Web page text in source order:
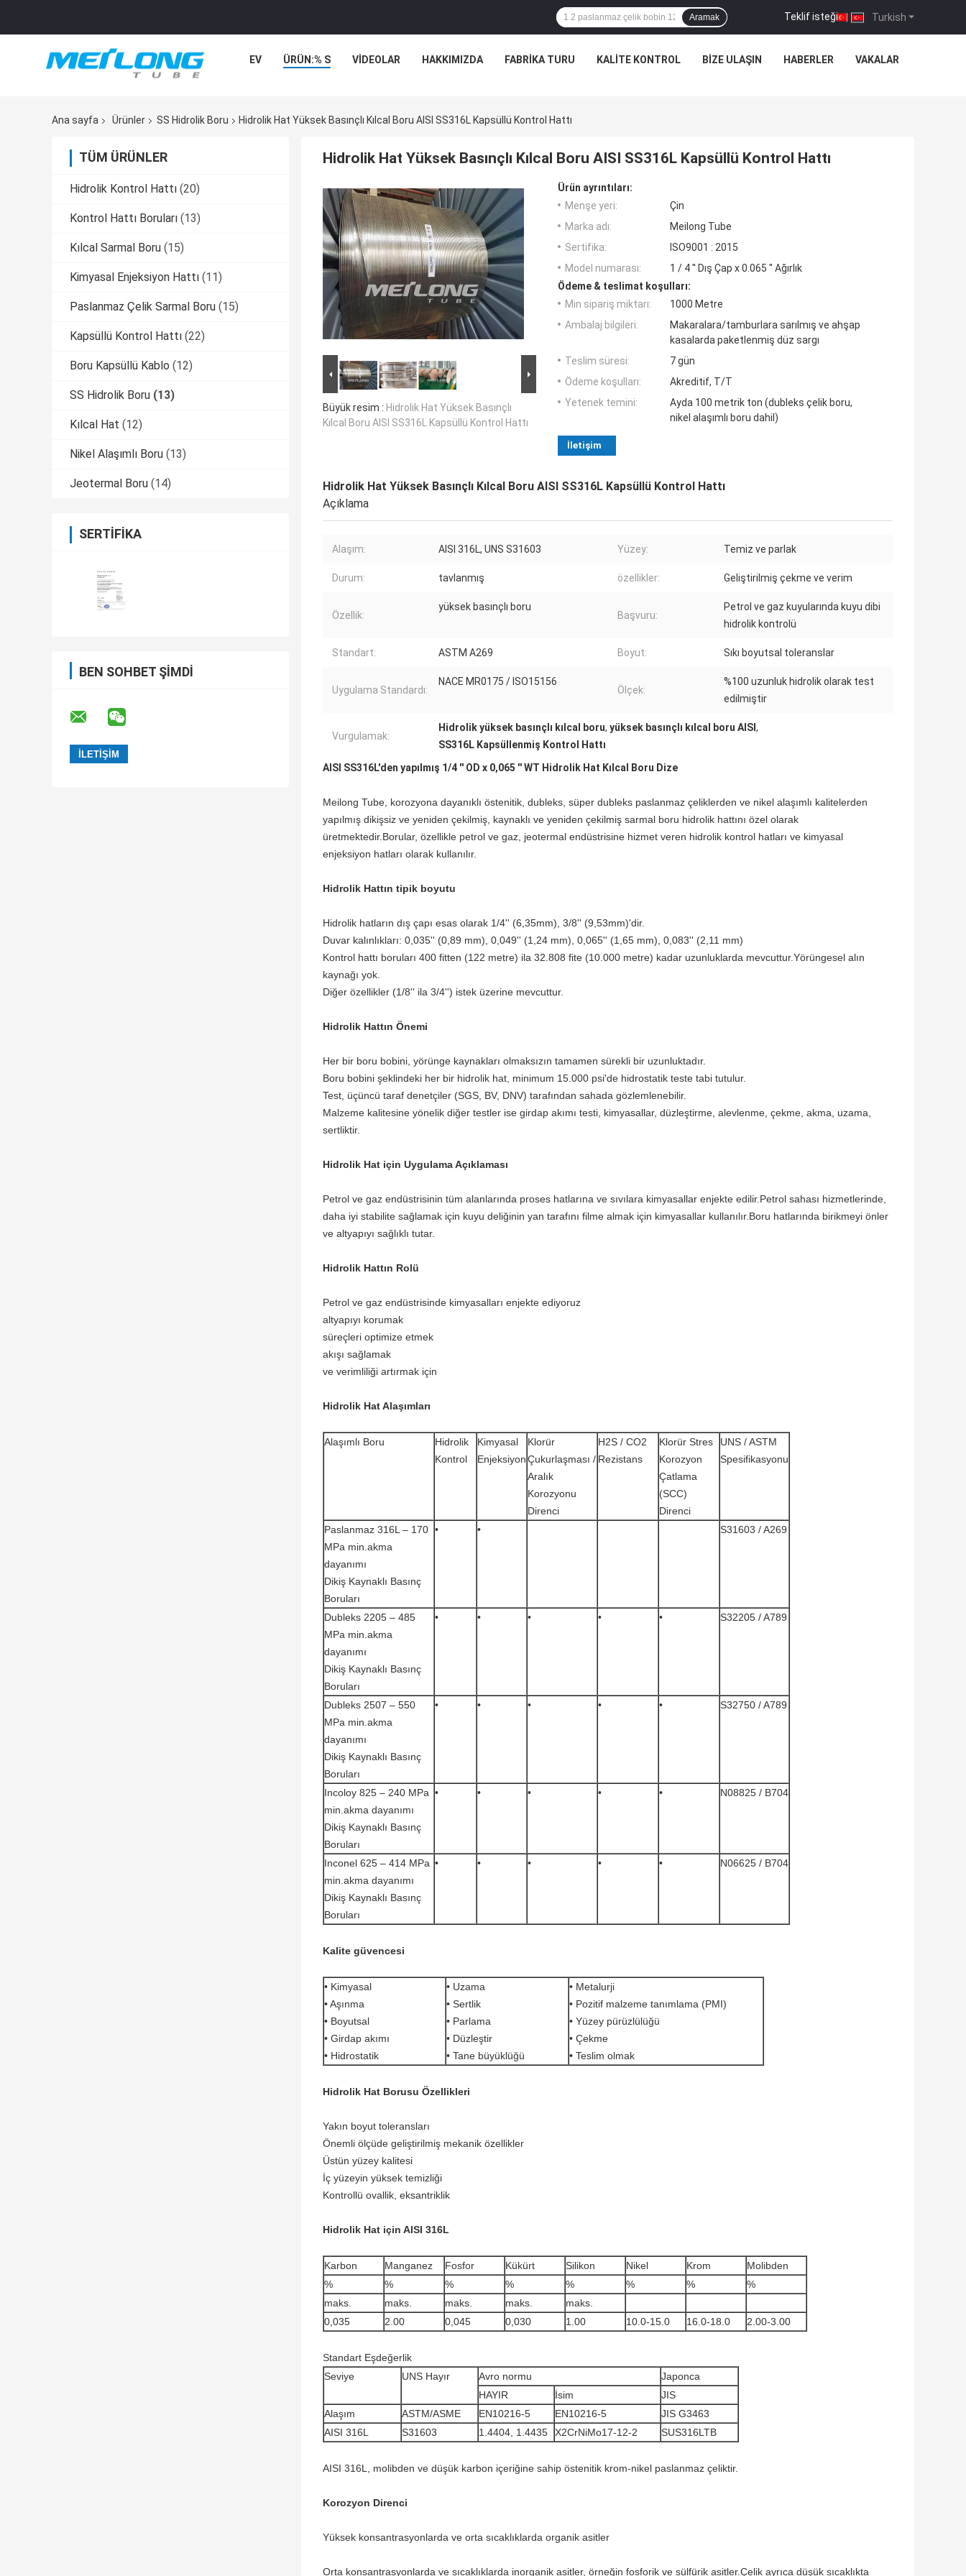
Turkish
Teklif isteği |
Aramak
EV ÜRÜN:% S VIDEOLAR HAKKIMIZDA FABRIKA TURU KALITE KONTROL BIZE ULAŞIN HABERLER VAKALAR
Ana sayfa Ürünler SS Hidrolik Boru Hidrolik Hat Yüksek Basınçlı Kılcal Boru AISI SS316L Kapsüllü Kontrol Hattı
TÜM ÜRÜNLER
Hidrolik Kontrol Hattı (20)
Kontrol Hattı Boruları (13)
Kılcal Sarmal Boru (15)
Kimyasal Enjeksiyon Hattı (11)
Paslanmaz Çelik Sarmal Boru (15)
Kapsüllü Kontrol Hattı (22)
Boru Kapsüllü Kablo (12)
SS Hidrolik Boru (13)
Kılcal Hat (12)
Nikel Alaşımlı Boru (13)
Jeotermal Boru (14)
SERTIFIKA
BEN SOHBET ŞIMDI
Hidrolik Hat Yüksek Basınçlı Kılcal Boru AISI SS316L Kapsüllü Kontrol Hattı
Büyük resim : Hidrolik Hat Yüksek Basınçlı
Kılcal Boru AISI SS316L Kapsüllü Kontrol Hattı
Ürün ayrıntıları:
Menşe yeri:
Çin
Marka adı:
Meilong Tube
Sertifika:
ISO9001 : 2015
Model numarası:
1 / 4 '' Dış Çap x 0.065 '' Ağırlık
Ödeme & teslimat koşulları:
Min sipariş miktarı:
1000 Metre
Ambalaj bilgileri:
Makaralara/tamburlara sarılmış ve ahşap
kasalarda paketlenmiş düz sargı
Teslim süresi:
7 gün
Ödeme koşulları:
Akreditif, T/T
Yetenek temini:
Ayda 100 metrik ton (dubleks çelik boru,
nikel alaşımlı boru dahil)
İletişim
Hidrolik Hat Yüksek Basınçlı Kılcal Boru AISI SS316L Kapsüllü Kontrol Hattı
Açıklama
Alaşım: AISI 316L, UNS S31603 Yüzey: Temiz ve parlak
Durum: tavlanmış özellikler: Geliştirilmiş çekme ve verim
Özellik:
yüksek basınçlı boru
Başvuru:
Petrol ve gaz kuyularında kuyu dibi
hidrolik kontrolü
Standart: ASTM A269 Boyut: Sıkı boyutsal toleranslar
Uygulama Standardı:
NACE MR0175 / ISO15156
Ölçek:
%100 uzunluk hidrolik olarak test
edilmiştir
Vurgulamak:
Hidrolik yüksek basınçlı kılcal boru, yüksek basınçlı kılcal boru AISI ,
SS316L Kapsüllenmiş Kontrol Hattı
AISI SS316L'den yapılmış 1/4 '' OD x 0,065 '' WT Hidrolik Hat Kılcal Boru Dize
Meilong Tube, korozyona dayanıklı östenitik, dubleks, süper dubleks paslanmaz çeliklerden ve nikel alaşımlı kalitelerden
yapılmış dikişsiz ve yeniden çekilmiş, kaynaklı ve yeniden çekilmiş sarmal boru hidrolik hattını özel olarak
üretmektedir.Borular, özellikle petrol ve gaz, jeotermal endüstrisine hizmet veren hidrolik kontrol hatları ve kimyasal
enjeksiyon hatları olarak kullanılır.
Hidrolik Hattın tipik boyutu
Hidrolik hatların dış çapı esas olarak 1/4'' (6,35mm), 3/8'' (9,53mm)'dir.
Duvar kalınlıkları: 0,035'' (0,89 mm), 0,049'' (1,24 mm), 0,065'' (1,65 mm), 0,083'' (2,11 mm)
Kontrol hattı boruları 400 fitten (122 metre) ila 32.808 fite (10.000 metre) kadar uzunluklarda mevcuttur.Yörüngesel alın
kaynağı yok.
Diğer özellikler (1/8'' ila 3/4'') istek üzerine mevcuttur.
Hidrolik Hattın Önemi
Her bir boru bobini, yörünge kaynakları olmaksızın tamamen sürekli bir uzunluktadır.
Boru bobini şeklindeki her bir hidrolik hat, minimum 15.000 psi'de hidrostatik teste tabi tutulur.
Test, üçüncü taraf denetçiler (SGS, BV, DNV) tarafından sahada gözlemlenebilir.
Malzeme kalitesine yönelik diğer testler ise girdap akımı testi, kimyasallar, düzleştirme, alevlenme, çekme, akma, uzama,
sertliktir.
Hidrolik Hat için Uygulama Açıklaması
Petrol ve gaz endüstrisinin tüm alanlarında proses hatlarına ve sıvılara kimyasallar enjekte edilir.Petrol sahası hizmetlerinde,
daha iyi stabilite sağlamak için kuyu deliğinin yan tarafını filme almak için kimyasallar kullanılır.Boru hatlarında birikmeyi önler
ve altyapıyı sağlıklı tutar.
Hidrolik Hattın Rolü
Petrol ve gaz endüstrisinde kimyasalları enjekte ediyoruz
altyapıyı korumak
süreçleri optimize etmek
akışı sağlamak
ve verimliliği artırmak için
Hidrolik Hat Alaşımları
Alaşımlı Boru
Hidrolik
Kontrol
Kimyasal
Enjeksiyon
Klorür
Çukurlaşması /
Aralık
Korozyonu
Direnci
H2S / CO2
Rezistans
Klorür Stres
Korozyon
Çatlama
(SCC)
Direnci
UNS / ASTM
Spesifikasyonu
Paslanmaz 316L – 170
MPa min.akma
dayanımı
Dikiş Kaynaklı Basınç
Boruları
• • S31603 / A269
Dubleks 2205 – 485
MPa min.akma
dayanımı
Dikiş Kaynaklı Basınç
Boruları
• • • • • S32205 / A789
Dubleks 2507 – 550
MPa min.akma
dayanımı
Dikiş Kaynaklı Basınç
Boruları
• • • • • S32750 / A789
Incoloy 825 – 240 MPa
min.akma dayanımı
Dikiş Kaynaklı Basınç
Boruları
• • • • • N08825 / B704
Inconel 625 – 414 MPa
min.akma dayanımı
Dikiş Kaynaklı Basınç
Boruları
• • • • • N06625 / B704
Kalite güvencesi
• Kimyasal
• Aşınma
• Boyutsal
• Girdap akımı
• Hidrostatik
• Uzama
• Sertlik
• Parlama
• Düzleştir
• Tane büyüklüğü
• Metalurji
• Pozitif malzeme tanımlama (PMI)
• Yüzey pürüzlülüğü
• Çekme
• Teslim olmak
Hidrolik Hat Borusu Özellikleri
Yakın boyut toleransları
Önemli ölçüde geliştirilmiş mekanik özellikler
Üstün yüzey kalitesi
İç yüzeyin yüksek temizliği
Kontrollü ovallik, eksantriklik
Hidrolik Hat için AISI 316L
Karbon Manganez Fosfor Kükürt Silikon Nikel Krom
Molibden
%
% % % % % %
%
maks.
maks. maks. maks.
maks.
0,035
2.00 0,045 0,030 1.00 10.0-15.0 16.0-18.0 2.00-3.00
Standart Eşdeğerlik
Seviye
UNS Hayır Avro normu
Japonca
HAYIR
İsim
JIS
Alaşım
ASTM/ASME EN10216-5 EN10216-5
JIS G3463
AISI 316L
S31603 1.4404, 1.4435 X2CrNiMo17-12-2 SUS316LTB
AISI 316L, molibden ve düşük karbon içeriğine sahip östenitik krom-nikel paslanmaz çeliktir.
Korozyon Direnci
Yüksek konsantrasyonlarda ve orta sıcaklıklarda organik asitler
Orta konsantrasyonlarda ve sıcaklıklarda inorganik asitler, örneğin fosforik ve sülfürik asitler.Çelik ayrıca düşük sıcaklıkta